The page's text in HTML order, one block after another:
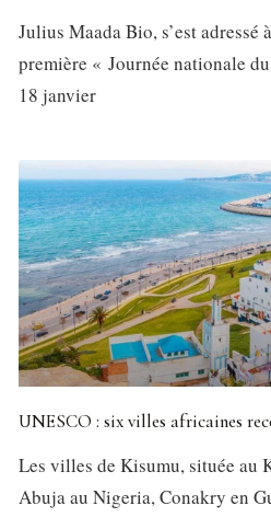
Julius Maada Bio, s’est adressé
première « Journée nationale
18 janvier
UNESCO : six villes africaines
Les villes de Kisumu, située au
Abuja au Nigeria, Conakry en